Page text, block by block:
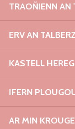
TRAOÑIENN AN
ERV AN
KASTELL HEREG
IFERN
AR MIN